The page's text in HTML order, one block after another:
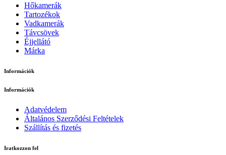
Hőkamerák
Tartozékok
Vadkamerák
Távcsövek
Éjjellátó
Márka
Információk
Információk
Adatvédelem
Általános Szerződési Feltételek
Szállítás és fizetés
Iratkozzon fel